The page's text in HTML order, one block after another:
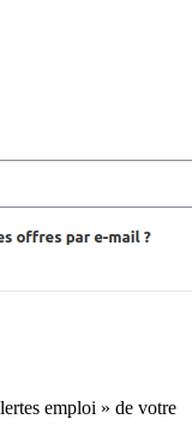
emploi » de votre